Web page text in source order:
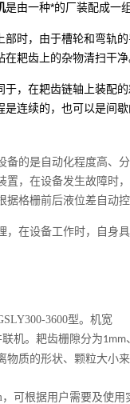
是由一种*的厂装配成一
部时，由于槽轮和弯轨
耙齿上的杂物清扫干净
于，在耙齿链轴上装配
连续的，也可以是间歇
备的是自动化程度高、
置，在设备发生故障时
据格栅前后液位差自动
，在设备工作时，自身
3600型。机宽
联机。耙齿栅隙分为1mm
物质的形状、颗粒大小
，可根据用户需要及使用